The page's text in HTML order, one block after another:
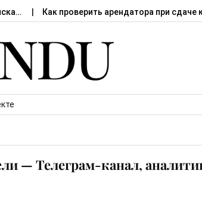
Как проверить арендатора при сдаче
— Телеграм-канал,